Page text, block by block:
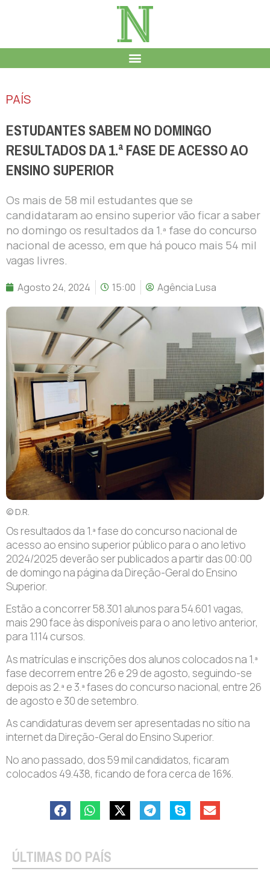
PAÍS
ESTUDANTES SABEM NO DOMINGO
RESULTADOS DA 1.ª FASE DE ACESSO AO
ENSINO SUPERIOR
Os mais de 58 mil estudantes que se
candidataram ao ensino superior vão ficar a saber
no domingo os resultados da 1.ª fase do concurso
nacional de acesso, em que há pouco mais 54 mil
vagas livres.
Agosto 24, 2024 15:00 Agência Lusa
© D.R.
Os resultados da 1.ª fase do concurso nacional de
acesso ao ensino superior público para o ano letivo
2024/2025 deverão ser publicados a partir das 00:00
de domingo na página da Direção-Geral do Ensino
Superior.
Estão a concorrer 58.301 alunos para 54.601 vagas,
mais 290 face às disponíveis para o ano letivo anterior,
para 1.114 cursos.
As matrículas e inscrições dos alunos colocados na 1.ª
fase decorrem entre 26 e 29 de agosto, seguindo-se
depois as 2.ª e 3.ª fases do concurso nacional, entre 26
de agosto e 30 de setembro.
As candidaturas devem ser apresentadas no sítio na
internet da Direção-Geral do Ensino Superior.
No ano passado, dos 59 mil candidatos, ficaram
colocados 49.438, ficando de fora cerca de 16%.
ÚLTIMAS DO PAÍS